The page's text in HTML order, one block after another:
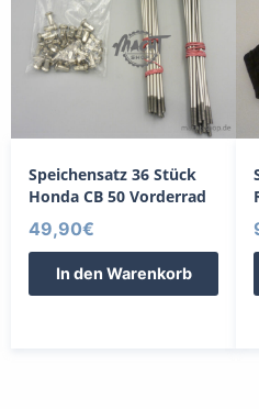
Speichensatz 36 Stück
Honda CB 50 Vorderrad
49,90€
In den Warenkorb